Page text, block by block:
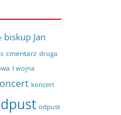
biskup Jan
cmentarz droga
I wojna
koncert
odpust